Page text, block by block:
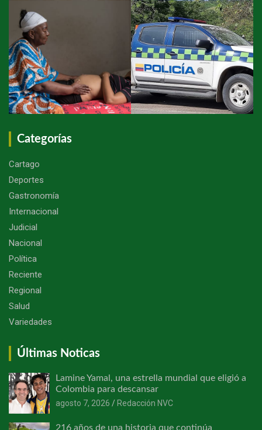
Categorías
Cartago
Deportes
Gastronomía
Internacional
Judicial
Nacional
Política
Reciente
Regional
Salud
Variedades
Últimas Noticas
Lamine Yamal, una estrella mundial que eligió a
Colombia para descansar
agosto 7, 2026
Redacción NVC
216 años de una historia que continúa